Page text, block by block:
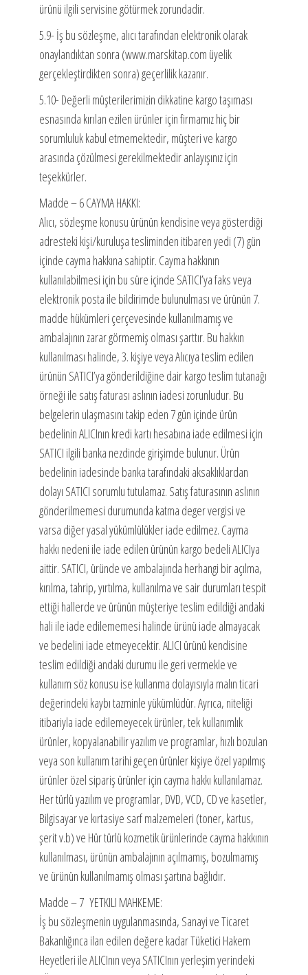
ürünü ilgili servisine götürmek zorundadir.
5.9- İş bu sözleşme, alıcı tarafından elektronik olarak
onaylandıktan sonra (www.marskitap.com üyelik
gerçekleştirdikten sonra) geçerlilik kazanır.
5.10- Değerli müşterilerimizin dikkatine kargo taşıması
esnasında kırılan ezilen ürünler için firmamız hiç bir
sorumluluk kabul etmemektedir, müşteri ve kargo
arasında çözülmesi gerekilmektedir anlayışınız için
teşekkürler.
Madde – 6 CAYMA HAKKI:
Alıcı, sözleşme konusu ürünün kendisine veya gösterdiği
adresteki kişi/kuruluşa tesliminden itibaren yedi (7) gün
içinde cayma hakkına sahiptir. Cayma hakkının
kullanılabilmesi için bu süre içinde SATICI’ya faks veya
elektronik posta ile bildirimde bulunulması ve ürünün 7.
madde hükümleri çerçevesinde kullanılmamış ve
ambalajının zarar görmemiş olması şarttır. Bu hakkın
kullanılması halinde, 3. kişiye veya Alıcıya teslim edilen
ürünün SATICI’ya gönderildiğine dair kargo teslim tutanağı
örneği ile satış faturası aslının iadesi zorunludur. Bu
belgelerin ulaşmasını takip eden 7 gün içinde ürün
bedelinin ALICInın kredi kartı hesabına iade edilmesi için
SATICI ilgili banka nezdinde girişimde bulunur. Ürün
bedelinin iadesinde banka tarafındaki aksaklıklardan
dolayı SATICI sorumlu tutulamaz. Satış faturasının aslının
gönderilmemesi durumunda katma deger vergisi ve
varsa diğer yasal yükümlülükler iade edilmez. Cayma
hakkı nedeni ile iade edilen ürünün kargo bedeli ALICIya
aittir. SATICI, üründe ve ambalajında herhangi bir açılma,
kırılma, tahrip, yırtılma, kullanılma ve sair durumları tespit
ettiği hallerde ve ürünün müşteriye teslim edildiği andaki
hali ile iade edilememesi halinde ürünü iade almayacak
ve bedelini iade etmeyecektir. ALICI ürünü kendisine
teslim edildiği andaki durumu ile geri vermekle ve
kullanım söz konusu ise kullanma dolayısıyla malın ticari
değerindeki kaybı tazminle yükümlüdür. Ayrıca, niteliği
itibariyla iade edilemeyecek ürünler, tek kullanımlık
ürünler, kopyalanabilir yazılım ve programlar, hızlı bozulan
veya son kullanım tarihi geçen ürünler kişiye özel yapılmış
ürünler özel sipariş ürünler için cayma hakkı kullanılamaz.
Her türlü yazılım ve programlar, DVD, VCD, CD ve kasetler,
Bilgisayar ve kırtasiye sarf malzemeleri (toner, kartus,
şerit v.b) ve Hür türlü kozmetik ürünlerinde cayma hakkının
kullanılması, ürünün ambalajının açılmamış, bozulmamış
ve ürünün kullanılmamış olması şartına bağlıdır.
Madde – 7 YETKILI MAHKEME:
İş bu sözleşmenin uygulanmasında, Sanayi ve Ticaret
Bakanlığınca ilan edilen değere kadar Tüketici Hakem
Heyetleri ile ALICInın veya SATICInın yerleşim yerindeki